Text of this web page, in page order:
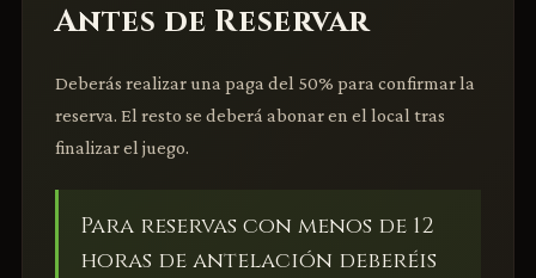
Antes de Reservar
Deberás realizar una paga del 50% para confirmar la
reserva. El resto se deberá abonar en el local tras
finalizar el juego.
Para reservas con menos de 12
horas de antelación deberéis